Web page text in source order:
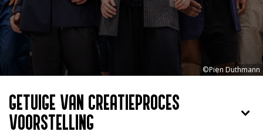
©Pien Duthmann
GETUIGE VAN CREATIEPROCES
VOORSTELLING
Inzoomen